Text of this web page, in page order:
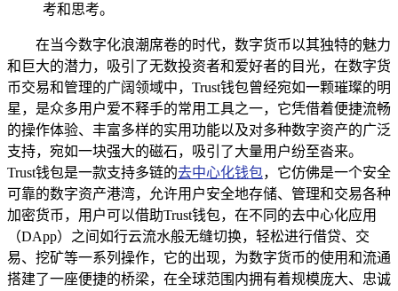
考和思考。
在当今数字化浪潮席卷的时代，数字货币以其独特的魅力
和巨大的潜力，吸引了无数投资者和爱好者的目光，在数字货
币交易和管理的广阔领域中，Trust钱包曾经宛如一颗璀璨的明
星，是众多用户爱不释手的常用工具之一，它凭借着便捷流畅
的操作体验、丰富多样的实用功能以及对多种数字资产的广泛
支持，宛如一块强大的磁石，吸引了大量用户纷至沓来。
Trust钱包是一款支持多链的去中心化钱包，它仿佛是一个安全
可靠的数字资产港湾，允许用户安全地存储、管理和交易各种
加密货币，用户可以借助Trust钱包，在不同的去中心化应用
（DApp）之间如行云流水般无缝切换，轻松进行借贷、交
易、挖矿等一系列操作，它的出现，为数字货币的使用和流通
搭建了一座便捷的桥梁，在全球范围内拥有着规模庞大、忠诚